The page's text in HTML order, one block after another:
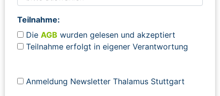
Teilnahme:
Die AGB wurden gelesen und akzeptiert
Teilnahme erfolgt in eigener Verantwortung
Anmeldung Newsletter Thalamus Stuttgart